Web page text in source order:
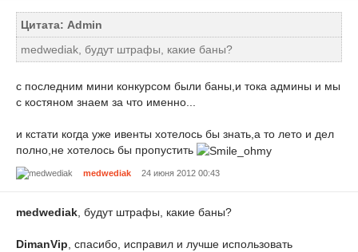
Цитата: Admin
medwediak, будут штрафы, какие баны?
с последним мини конкурсом были баны,и тока админы и мы
с костяном знаем за что именно...
и кстати когда уже ивенты хотелось бы знать,а то лето и дел
полно,не хотелось бы пропустить
medwediak 24 июня 2012 00:43
medwediak , будут штрафы, какие баны?
DimanVip , спасибо, исправил и лучше использовать